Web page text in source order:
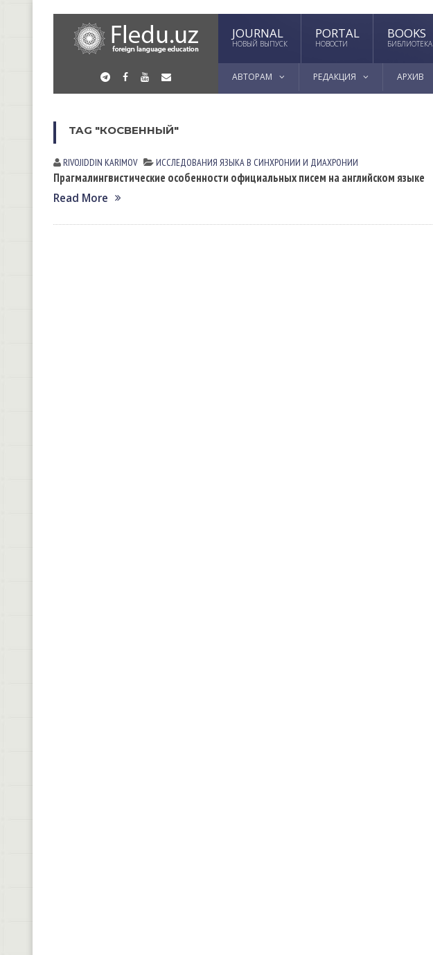
JOURNAL
НОВЫЙ ВЫПУСК
PORTAL
НОВОСТИ
BOOKS
БИБЛИОТЕКА
АВТОРАМ РЕДАКЦИЯ АРХИВ
TAG "КОСВЕННЫЙ"
RIVOJIDDIN KАRIMOV ИССЛЕДОВАНИЯ ЯЗЫКА В СИНХРОНИИ И ДИАХРОНИИ
Прагмалингвистические особенности официальных писем на английском языке
Read More